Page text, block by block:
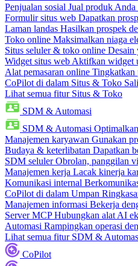
Penjualan sosial Jual produk Anda
Formulir situs web Dapatkan
Laman landas Hasilkan prospek
Toko online Maksimalkan niaga
Situs seluler & toko online Desain
Widget situs web Aktifkan widget
Alat pemasaran online Tingkatkan
CoPilot di dalam Situs & Toko
Lihat semua fitur Situs & Toko
SDM & Automasi
SDM & Automasi
Manajemen karyawan Gunakan
Budaya & keterlibatan Dapatkan
SDM seluler Obrolan, panggilan
Manajemen kerja Lacak kinerja
Komunikasi internal
CoPilot di dalam Umpan
Manajemen informasi Bekerja
Server MCP Hubungkan alat AI
Automasi Rampingkan operasi
Lihat semua fitur SDM &
CoPilot